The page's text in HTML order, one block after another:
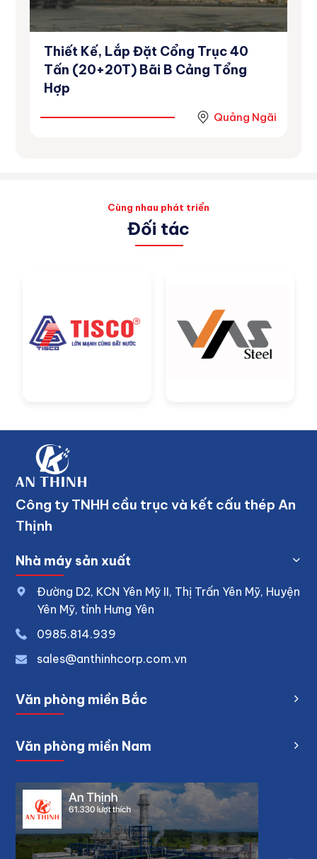
Thiết Kế, Lắp Đặt Cổng Trục 40
Tấn (20+20T) Bãi B Cảng Tổng
Hợp
Quảng Ngãi
Cùng nhau phát triển
Đối tác
Công ty TNHH cầu trục và kết cấu thép An
Thịnh
Nhà máy sản xuất
Đường D2, KCN Yên Mỹ II, Thị Trấn Yên Mỹ, Huyện
Yên Mỹ, tỉnh Hưng Yên
0985.814.939
sales@anthinhcorp.com.vn
Văn phòng miền Bắc
Văn phòng miền Nam